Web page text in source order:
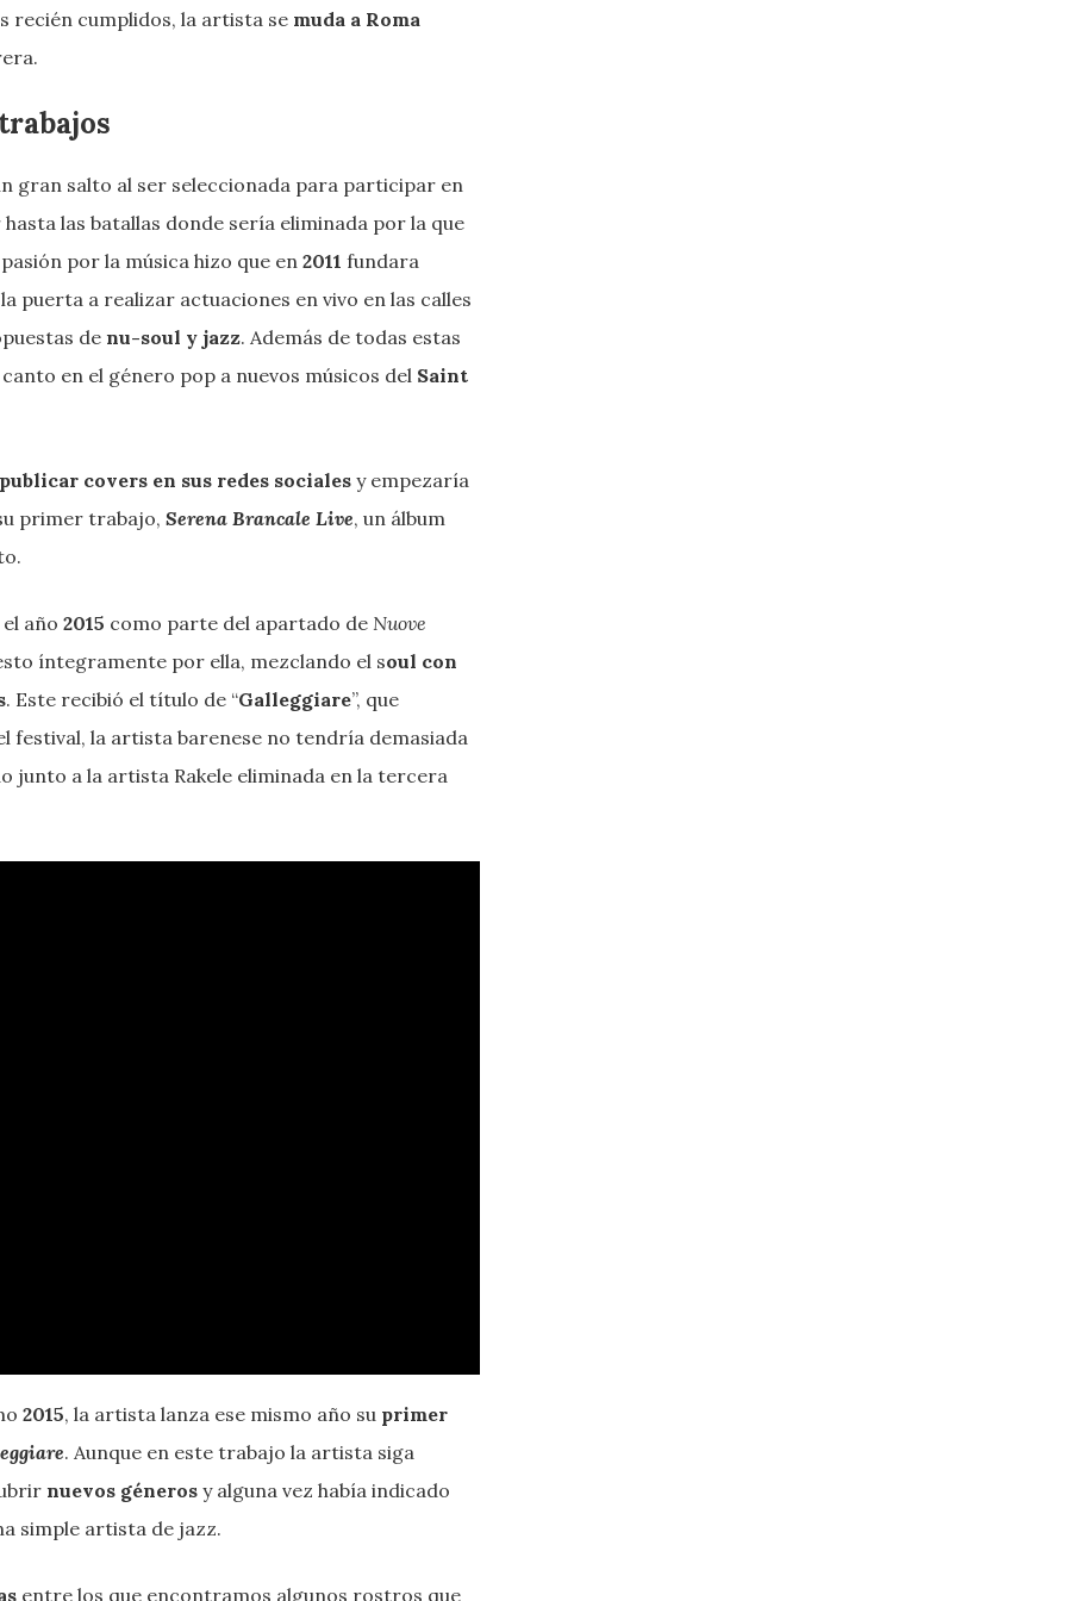
recién cumplidos, la artista se muda a Roma
gran salto al ser seleccionada para participar en
las batallas donde sería eliminada por la que
por la música hizo que en 2011 fundara
puerta a realizar actuaciones en vivo en las calles
de nu-soul y jazz. Además de todas estas
en el género pop a nuevos músicos del Saint
publicar covers en sus redes sociales y empezaría
primer trabajo, Serena Brancale Live, un álbum
año 2015 como parte del apartado de Nuove
íntegramente por ella, mezclando el soul con
. Este recibió el título de “Galleggiare”, que
festival, la artista barenese no tendría demasiada
junto a la artista Rakele eliminada en la tercera
2015, la artista lanza ese mismo año su primer
. Aunque en este trabajo la artista siga
nuevos géneros y alguna vez había indicado
simple artista de jazz.
entre los que encontramos algunos rostros que